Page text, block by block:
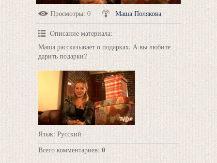
Просмотры: 0 Маша Полякова
Описание материала:
Маша рассказывает о подарках. А вы любите
дарить подарки?
Язык: Русский
Всего комментариев:0